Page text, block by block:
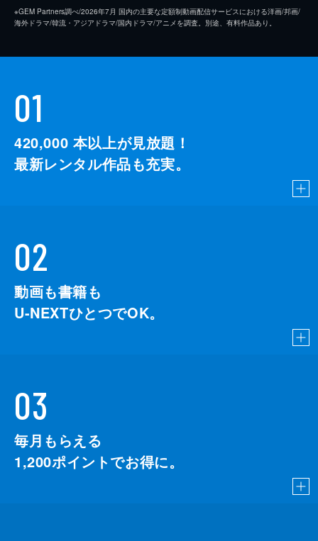
※GEM Partners調べ/2026年7⽉ 国内の主要な定額制動画配信サービスにおける洋画/邦画/
海外ドラマ/韓流・アジアドラマ/国内ドラマ/アニメを調査。別途、有料作品あり。
01
420,000 本以上が見放題！
最新レンタル作品も充実。
02
動画も書籍も
U-NEXTひとつでOK。
03
毎月もらえる
1,200ポイントでお得に。